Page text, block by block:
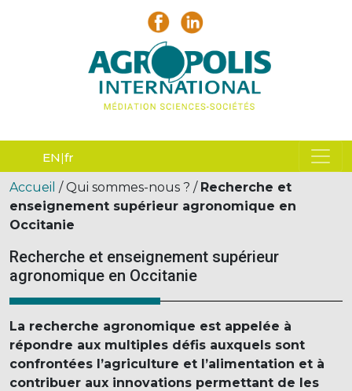
EN fr
Accueil / Qui sommes-nous ? / Recherche et
enseignement supérieur agronomique en
Occitanie
Recherche et enseignement supérieur
agronomique en Occitanie
La recherche agronomique est appelée à
répondre aux multiples défis auxquels sont
confrontées l’agriculture et l’alimentation et à
contribuer aux innovations permettant de les